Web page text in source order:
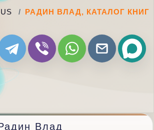
РАДИН ВЛАД, КАТАЛОГ КНИГ
Влад